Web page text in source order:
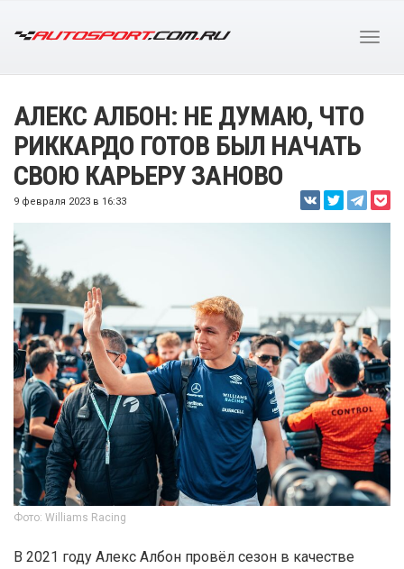
АЛЕКС АЛБОН: НЕ ДУМАЮ, ЧТО
РИККАРДО ГОТОВ БЫЛ НАЧАТЬ
СВОЮ КАРЬЕРУ ЗАНОВО
9 февраля 2023 в 16:33
Фото: Williams Racing
В 2021 году Алекс Албон провёл сезон в качестве